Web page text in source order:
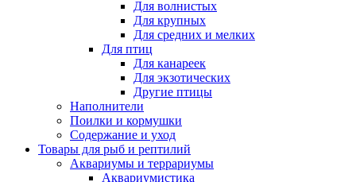
Для волнистых
Для крупных
Для средних и мелких
Для птиц
Для канареек
Для экзотических
Другие птицы
Наполнители
Поилки и кормушки
Содержание и уход
Товары для рыб и рептилий
Аквариумы и террариумы
Аквариумистика